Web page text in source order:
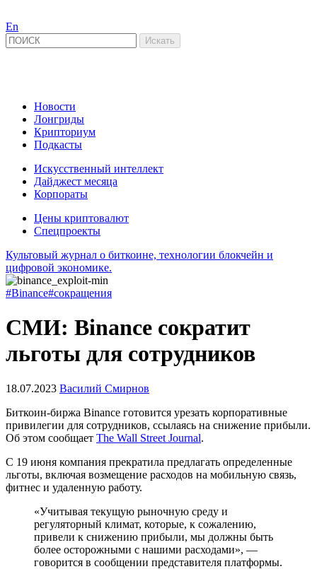
En
Новости
Лонгриды
Крипториум
Подкасты
Искусственный интеллект
Дайджест месяца
Корпораты
Цены криптовалют
Спецпроекты
Культовый журнал о биткоине, технологии блокчейн и
цифровой экономике.
#Binance#сокращения
СМИ: Binance сократит
льготы для сотрудников
18.07.2023 Василий Смирнов
Биткоин-биржа Binance готовится урезать корпоративные
привилегии для сотрудников, ссылаясь на снижение прибыли.
Об этом сообщает The Wall Street Journal.
С 19 июня компания прекратила предлагать определенные
льготы, включая возмещение расходов на мобильную связь,
фитнес и удаленную работу.
«Учитывая текущую рыночную среду и
регуляторный климат, которые, к сожалению,
привели к снижению прибыли, мы должны быть
более осторожными с нашими расходами», —
говорится в сообщении представителя платформы.